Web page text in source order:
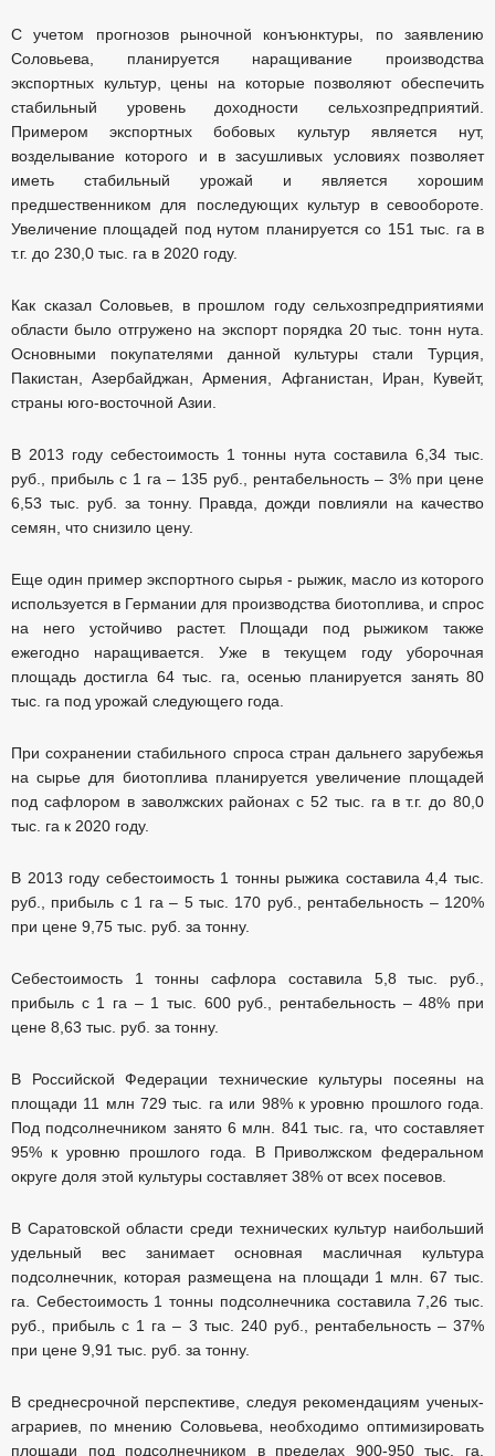
С учетом прогнозов рыночной конъюнктуры, по заявлению
Соловьева, планируется наращивание производства
экспортных культур, цены на которые позволяют обеспечить
стабильный уровень доходности сельхозпредприятий.
Примером экспортных бобовых культур является нут,
возделывание которого и в засушливых условиях позволяет
иметь стабильный урожай и является хорошим
предшественником для последующих культур в севообороте.
Увеличение площадей под нутом планируется со 151 тыс. га в
т.г. до 230,0 тыс. га в 2020 году.
Как сказал Соловьев, в прошлом году сельхозпредприятиями
области было отгружено на экспорт порядка 20 тыс. тонн нута.
Основными покупателями данной культуры стали Турция,
Пакистан, Азербайджан, Армения, Афганистан, Иран, Кувейт,
страны юго-восточной Азии.
В 2013 году себестоимость 1 тонны нута составила 6,34 тыс.
руб., прибыль с 1 га – 135 руб., рентабельность – 3% при цене
6,53 тыс. руб. за тонну. Правда, дожди повлияли на качество
семян, что снизило цену.
Еще один пример экспортного сырья - рыжик, масло из которого
используется в Германии для производства биотоплива, и спрос
на него устойчиво растет. Площади под рыжиком также
ежегодно наращивается. Уже в текущем году уборочная
площадь достигла 64 тыс. га, осенью планируется занять 80
тыс. га под урожай следующего года.
При сохранении стабильного спроса стран дальнего зарубежья
на сырье для биотоплива планируется увеличение площадей
под сафлором в заволжских районах с 52 тыс. га в т.г. до 80,0
тыс. га к 2020 году.
В 2013 году себестоимость 1 тонны рыжика составила 4,4 тыс.
руб., прибыль с 1 га – 5 тыс. 170 руб., рентабельность – 120%
при цене 9,75 тыс. руб. за тонну.
Себестоимость 1 тонны сафлора составила 5,8 тыс. руб.,
прибыль с 1 га – 1 тыс. 600 руб., рентабельность – 48% при
цене 8,63 тыс. руб. за тонну.
В Российской Федерации технические культуры посеяны на
площади 11 млн 729 тыс. га или 98% к уровню прошлого года.
Под подсолнечником занято 6 млн. 841 тыс. га, что составляет
95% к уровню прошлого года. В Приволжском федеральном
округе доля этой культуры составляет 38% от всех посевов.
В Саратовской области среди технических культур наибольший
удельный вес занимает основная масличная культура
подсолнечник, которая размещена на площади 1 млн. 67 тыс.
га. Себестоимость 1 тонны подсолнечника составила 7,26 тыс.
руб., прибыль с 1 га – 3 тыс. 240 руб., рентабельность – 37%
при цене 9,91 тыс. руб. за тонну.
В среднесрочной перспективе, следуя рекомендациям ученых-
аграриев, по мнению Соловьева, необходимо оптимизировать
площади под подсолнечником в пределах 900-950 тыс. га.